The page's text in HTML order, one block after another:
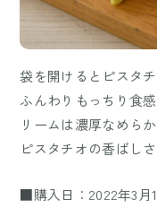
袋を開けるとピスタ
ふんわりもっちり食
リームは濃厚なめら
ピスタチオの香ばし
■購入日：2022年3月